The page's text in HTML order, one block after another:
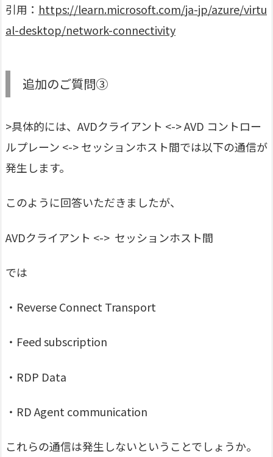
引用： https://learn.microsoft.com/ja-jp/azure/virtu
al-desktop/network-connectivity
追加のご質問③
>具体的には、AVDクライアント <-> AVD コントロー
ルプレーン <-> セッションホスト間では以下の通信が
発生します。
このように回答いただきましたが、
AVDクライアント <-> セッションホスト間
では
・Reverse Connect Transport
・Feed subscription
・RDP Data
・RD Agent communication
これらの通信は発生しないということでしょうか。